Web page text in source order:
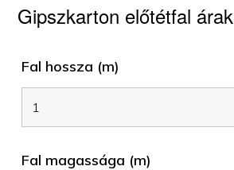
Gipszkarton előtétfal árak
Fal hossza (m)
Fal magassága (m)